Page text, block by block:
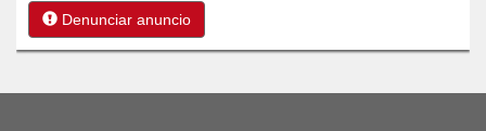
Denunciar anuncio